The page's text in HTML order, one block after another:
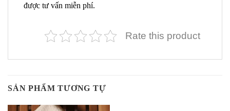
được tư vấn miễn phí.
Rate this product
SẢN PHẨM TƯƠNG TỰ